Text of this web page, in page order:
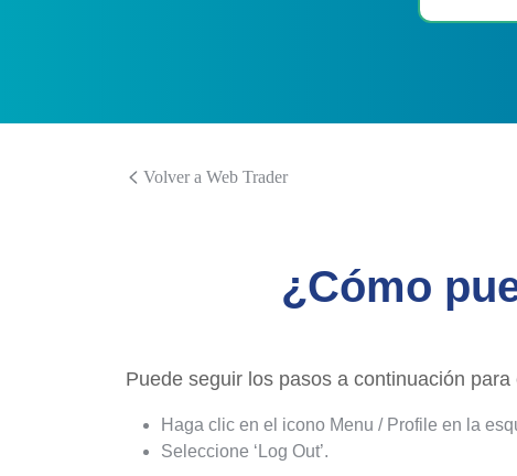
Volver a Web Trader
¿Cómo
Puede seguir los pasos a continuación
Haga clic en el icono Menu / Profile en la
Seleccione ‘Log Out’.